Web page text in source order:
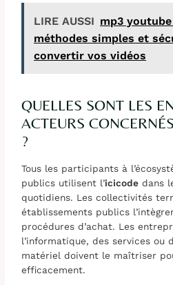
LIRE AUSSI mp3
méthodes simples et
convertir vos vidéos
QUELLES SONT LES
ACTEURS
?
Tous les participants à
publics utilisent l’icicode dans
quotidiens. Les collectivités
établissements publics
procédures d’achat. Les
l’informatique, des services ou
matériel doivent le maîtriser
efficacement.